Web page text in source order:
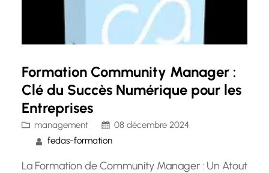
Formation Community Manager :
Clé du Succès Numérique pour les
Entreprises
management
08 décembre 2024
fedas-formation
La Formation de Community Manager : Un Atout